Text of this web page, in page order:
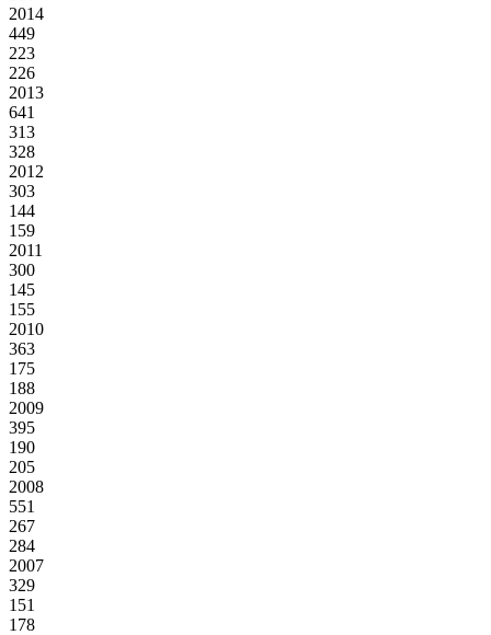
2014
449
223
226
2013
641
313
328
2012
303
144
159
2011
300
145
155
2010
363
175
188
2009
395
190
205
2008
551
267
284
2007
329
151
178